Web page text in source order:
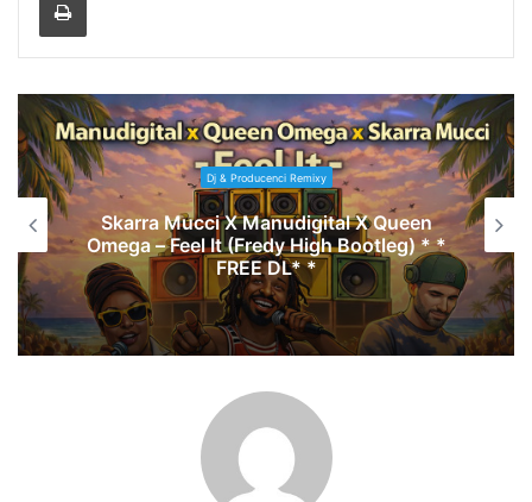
Dj & Producenci Remixy
Skarra Mucci X Manudigital X Queen
Omega – Feel It (Fredy High Bootleg) * *
FREE DL* *